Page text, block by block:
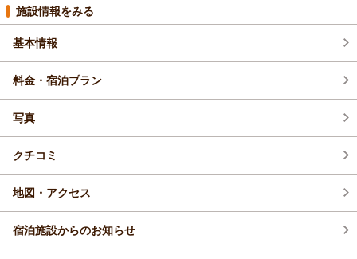
施設情報をみる
基本情報
料金・宿泊プラン
写真
クチコミ
地図・アクセス
宿泊施設からのお知らせ